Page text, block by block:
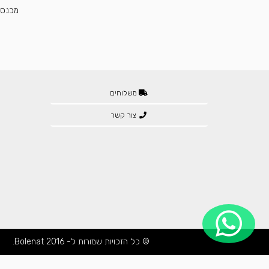
משלוחים
צור קשר
© כל הזכויות שמורות ל- Bolenat 2016.